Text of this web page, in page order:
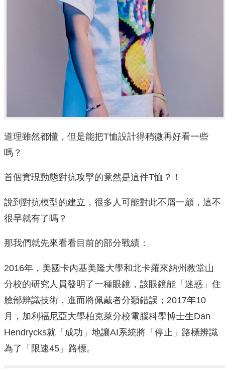
道理雖然都懂，但是能把T恤設計得稍微再好看一些
嗎？
首個實現動態對抗攻擊的竟然是這件T恤？！
說到對抗模型的建立，很多人可能對此不屑一顧，這不
很早就有了嗎？
那我們就先來看看目前的部分戰績：
2016年，美國卡內基美隆大學和北卡羅來納州教堂山
分校的研究人員發明了一種眼鏡，該眼鏡能「迷惑」住
臉部辨識技術，進而將佩戴者分類錯誤；2017年10
月，加利福尼亞大學柏克萊分校電腦科學博士生Dan
Hendrycks就「成功」地讓AI系統將「停止」路標辨識
為了「限速45」路標。